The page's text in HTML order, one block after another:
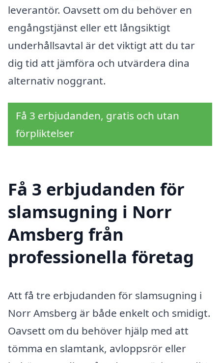
leverantör. Oavsett om du behöver en
engångstjänst eller ett långsiktigt
underhållsavtal är det viktigt att du tar
dig tid att jämföra och utvärdera dina
alternativ noggrant.
Få 3 erbjudanden, gratis och utan
förpliktelser
Få 3 erbjudanden för
slamsugning i Norr
Amsberg från
professionella företag
Att få tre erbjudanden för slamsugning i
Norr Amsberg är både enkelt och smidigt.
Oavsett om du behöver hjälp med att
tömma en slamtank, avloppsrör eller